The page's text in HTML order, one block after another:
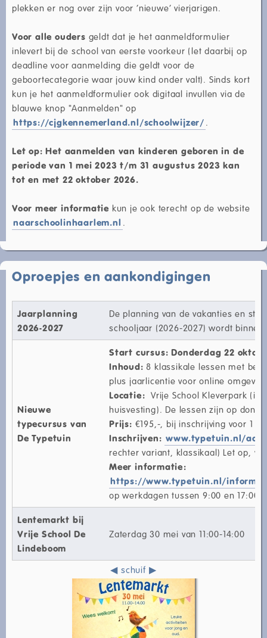
plekken er nog over zijn voor ‘nieuwe’ vierjarigen.
Voor alle ouders geldt dat je het aanmeldformulier
inlevert bij de school van eerste voorkeur (let daarbij op
deadline voor aanmelding die geldt voor de
geboortecategorie waar jouw kind onder valt). Sinds kort
kun je het aanmeldformulier ook digitaal invullen via de
blauwe knop "Aanmelden" op
https://cjgkennemerland.nl/schoolwijzer/ .
Let op: Het aanmelden van kinderen geboren in de
periode van 1 mei 2023 t/m 31 augustus 2023 kan
tot en met 22 oktober 2026.
Voor meer informatie kun je ook terecht op de website
naarschoolinhaarlem.nl .
Oproepjes en aankondigingen
Jaarplanning
2026-2027
De planning van de vakanties en
schooljaar (2026-2027) wordt
Nieuwe
typecursus van
De Typetuin
Start cursus: Donderdag 22
Inhoud: 8 klassikale lessen met
plus jaarlicentie voor online
Locatie: Vrije School Kleverpark (in
huisvesting). De lessen zijn op
Prijs: €195,-, bij inschrijving voor 1
Inschrijven: www.typetuin.nl/
rechter variant, klassikaal) Let op,
Meer informatie:
https://www.typetuin.nl/
op werkdagen tussen 9:00 en
Lentemarkt bij
Vrije School De
Lindeboom
Zaterdag 30 mei van 11:00-14:00